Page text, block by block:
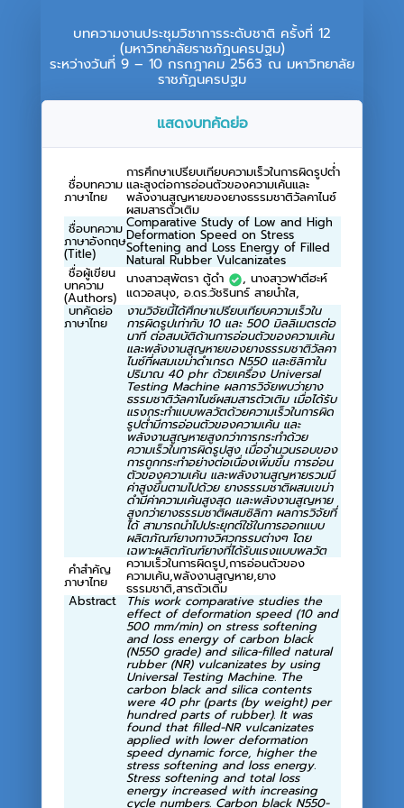
บทความงานประชุมวิชาการระดับชาติ ครั้งที่ 12
(มหาวิทยาลัยราชภัฏนครปฐม)
ระหว่างวันที่ 9 – 10 กรกฎาคม 2563 ณ มหาวิทยาลัย
ราชภัฏนครปฐม
แสดงบทคัดย่อ
ชื่อบทความ
ภาษาไทย
การศึกษาเปรียบเทียบความเร็วในการผิดรูปต่ำ
และสูงต่อการอ่อนตัวของความเค้นและ
พลังงานสูญหายของยางธรรมชาติวัลคาไนซ์
ผสมสารตัวเติม
ชื่อบทความ
ภาษาอังกฤษ
(Title)
Comparative Study of Low and High
Deformation Speed on Stress
Softening and Loss Energy of Filled
Natural Rubber Vulcanizates
ชื่อผู้เขียน
บทความ
(Authors)
นางสาวสุพัตรา ตู้ดำ
, นางสาวฟาตีฮะห์
แดวอสนุง, อ.ดร.วัชรินทร์ สายน้ำใส,
บทคัดย่อ
ภาษาไทย
งานวิจัยนี้ได้ศึกษาเปรียบเทียบความเร็วใน
การผิดรูปเท่ากับ 10 และ 500 มิลลิเมตรต่อ
นาที ต่อสมบัติด้านการอ่อนตัวของความเค้น
และพลังงานสูญหายของยางธรรมชาติวัลคา
ไนซ์ที่ผสมเขม่าดำเกรด N550 และซิลิกาใน
ปริมาณ 40 phr ด้วยเครื่อง Universal
Testing Machine ผลการวิจัยพบว่ายาง
ธรรมชาติวัลคาไนซ์ผสมสารตัวเติม เมื่อได้รับ
แรงกระทำแบบพลวัตด้วยความเร็วในการผิด
รูปต่ำมีการอ่อนตัวของความเค้น และ
พลังงานสูญหายสูงกว่าการกระทำด้วย
ความเร็วในการผิดรูปสูง เมื่อจำนวนรอบของ
การถูกกระทำอย่างต่อเนื่องเพิ่มขึ้น การอ่อน
ตัวของความเค้น และพลังงานสูญหายรวมมี
ค่าสูงขึ้นตามไปด้วย ยางธรรมชาติผสมเขม่า
ดำมีค่าความเค้นสูงสุด และพลังงานสูญหาย
สูงกว่ายางธรรมชาติผสมซิลิกา ผลการวิจัยที่
ได้ สามารถนำไปประยุกต์ใช้ในการออกแบบ
ผลิตภัณฑ์ยางทางวิศวกรรมต่างๆ โดย
เฉพาะผลิตภัณฑ์ยางที่ได้รับแรงแบบพลวัต
คำสำคัญ
ภาษาไทย
ความเร็วในการผิดรูป,การอ่อนตัวของ
ความเค้น,พลังงานสูญหาย,ยาง
ธรรมชาติ,สารตัวเติม
Abstract This work comparative studies the
effect of deformation speed (10 and
500 mm/min) on stress softening
and loss energy of carbon black
(N550 grade) and silica-filled natural
rubber (NR) vulcanizates by using
Universal Testing Machine. The
carbon black and silica contents
were 40 phr (parts (by weight) per
hundred parts of rubber). It was
found that filled-NR vulcanizates
applied with lower deformation
speed dynamic force, higher the
stress softening and loss energy.
Stress softening and total loss
energy increased with increasing
cycle numbers. Carbon black N550-